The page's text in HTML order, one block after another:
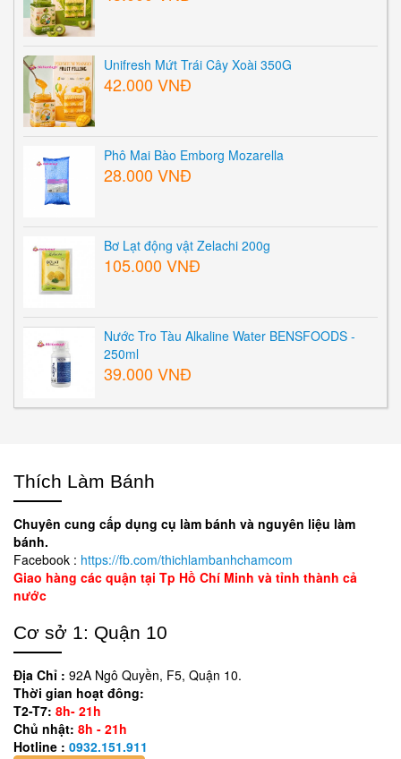
Unifresh Mứt Trái Cây Xoài 350G
42.000 VNĐ
Phô Mai Bào Emborg Mozarella
28.000 VNĐ
Bơ Lạt động vật Zelachi 200g
105.000 VNĐ
Nước Tro Tàu Alkaline Water BENSFOODS -
250ml
39.000 VNĐ
Thích Làm Bánh
Chuyên cung cấp dụng cụ làm bánh và nguyên liệu làm
bánh.
Facebook : https://fb.com/thichlambanhchamcom
Giao hàng các quận tại Tp Hồ Chí Minh và tỉnh thành cả
nước
Cơ sở 1: Quận 10
Địa Chỉ : 92A Ngô Quyền, F5, Quận 10.
Thời gian hoạt đông:
T2-T7: 8h- 21h
Chủ nhật: 8h - 21h
Hotline : 0932.151.911